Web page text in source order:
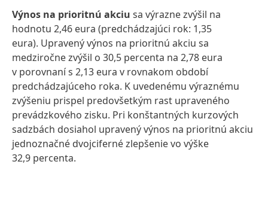
Výnos na prioritnú akciu sa výrazne zvýšil na
hodnotu 2,46 eura (predchádzajúci rok: 1,35
eura). Upravený výnos na prioritnú akciu sa
medziročne zvýšil o 30,5 percenta na 2,78 eura
v porovnaní s 2,13 eura v rovnakom období
predchádzajúceho roka. K uvedenému výraznému
zvýšeniu prispel predovšetkým rast upraveného
prevádzkového zisku. Pri konštantných kurzových
sadzbách dosiahol upravený výnos na prioritnú akciu
jednoznačné dvojciferné zlepšenie vo výške
32,9 percenta.